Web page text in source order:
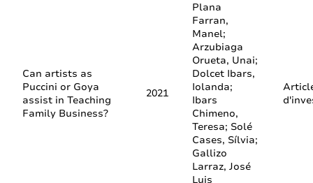
Can artists as
Puccini or Goya
assist in Teaching
Family Business?
2021
Plana
Farran,
Manel;
Arzubiaga
Orueta, Unai;
Dolcet Ibars,
Iolanda;
Ibars
Chimeno,
Teresa; Solé
Cases, Sílvia;
Gallizo
Larraz, José
Luis